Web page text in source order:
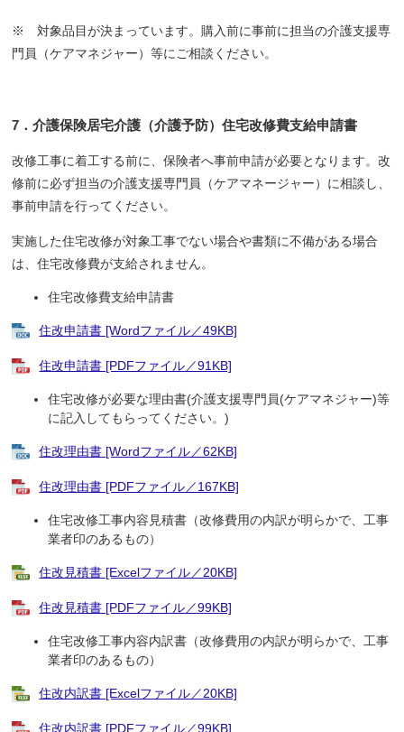
※ 対象品目が決まっています。購入前に事前に担当の介護支援専
門員（ケアマネジャー）等にご相談ください。
7．介護保険居宅介護（介護予防）住宅改修費支給申請書
改修工事に着工する前に、保険者へ事前申請が必要となります。改
修前に必ず担当の介護支援専門員（ケアマネージャー）に相談し、
事前申請を行ってください。
実施した住宅改修が対象工事でない場合や書類に不備がある場合
は、住宅改修費が支給されません。
住宅改修費支給申請書
住改申請書 [Wordファイル／49KB]
住改申請書 [PDFファイル／91KB]
住宅改修が必要な理由書(介護支援専門員(ケアマネジャー)等
に記入してもらってください。)
住改理由書 [Wordファイル／62KB]
住改理由書 [PDFファイル／167KB]
住宅改修工事内容見積書（改修費用の内訳が明らかで、工事
業者印のあるもの）
住改見積書 [Excelファイル／20KB]
住改見積書 [PDFファイル／99KB]
住宅改修工事内容内訳書（改修費用の内訳が明らかで、工事
業者印のあるもの）
住改内訳書 [Excelファイル／20KB]
住改内訳書 [PDFファイル／99KB]